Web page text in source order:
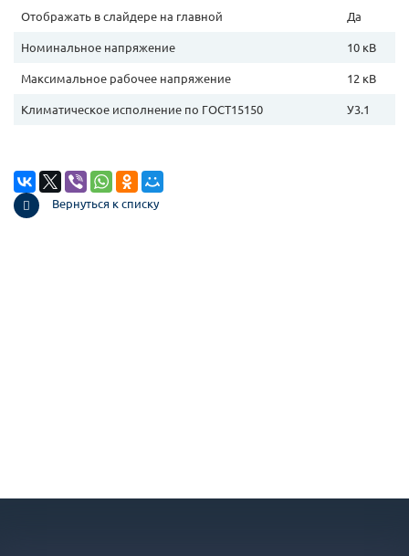
Отображать в слайдере на главной
Да
Номинальное напряжение
10 кВ
Максимальное рабочее напряжение
12 кВ
Климатическое исполнение по ГОСТ15150
У3.1
Вернуться к списку